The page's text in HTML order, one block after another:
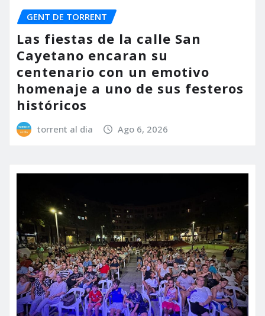
GENT DE TORRENT
Las fiestas de la calle San
Cayetano encaran su
centenario con un emotivo
homenaje a uno de sus festeros
históricos
torrent al dia Ago 6, 2026